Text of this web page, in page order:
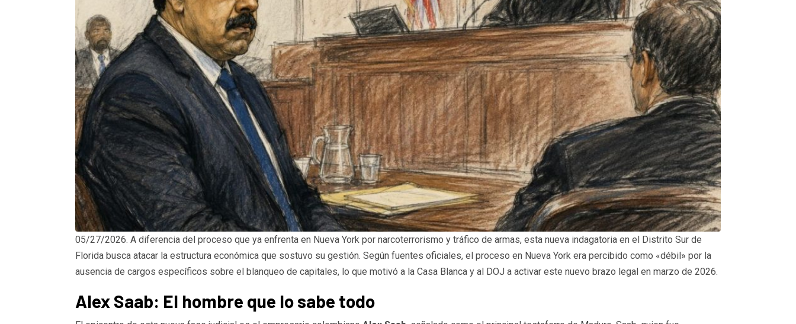
05/27/2026. A diferencia del proceso que ya enfrenta en Nueva York por narcoterrorismo y tráfico de armas, esta nueva indagatoria en el Distrito Sur de
Florida busca atacar la estructura económica que sostuvo su gestión. Según fuentes oficiales, el proceso en Nueva York era percibido como «débil» por la
ausencia de cargos específicos sobre el blanqueo de capitales, lo que motivó a la Casa Blanca y al DOJ a activar este nuevo brazo legal en marzo de 2026.
Alex Saab: El hombre que lo sabe todo